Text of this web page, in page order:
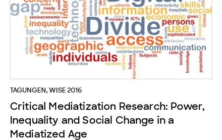
TAGUNGEN, WISE 2016
Critical Mediatization Research: Power,
Inequality and Social Change in a
Mediatized Age